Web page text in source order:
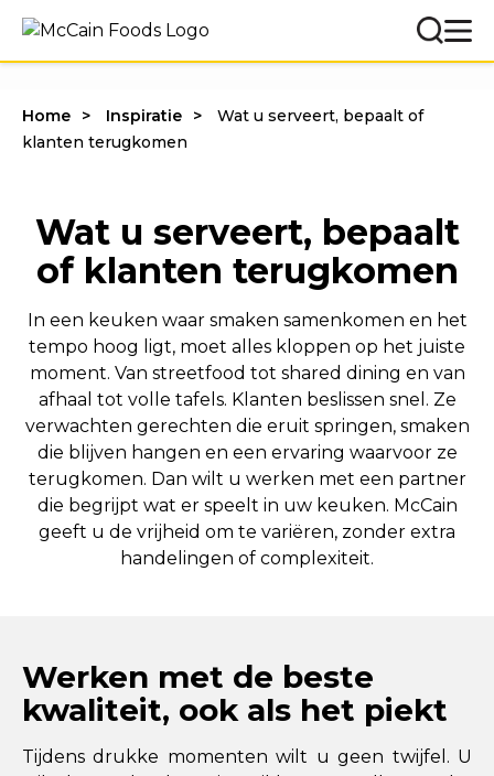
Home Inspiratie
Wat u serveert, bepaalt of
klanten terugkomen
Wat u serveert, bepaalt
of klanten terugkomen
In een keuken waar smaken samenkomen en het
tempo hoog ligt, moet alles kloppen op het juiste
moment. Van streetfood tot shared dining en van
afhaal tot volle tafels. Klanten beslissen snel. Ze
verwachten gerechten die eruit springen, smaken
die blijven hangen en een ervaring waarvoor ze
terugkomen. Dan wilt u werken met een partner
die begrijpt wat er speelt in uw keuken. McCain
geeft u de vrijheid om te variëren, zonder extra
handelingen of complexiteit.
Werken met de beste
kwaliteit, ook als het piekt
Tijdens drukke momenten wilt u geen twijfel. U